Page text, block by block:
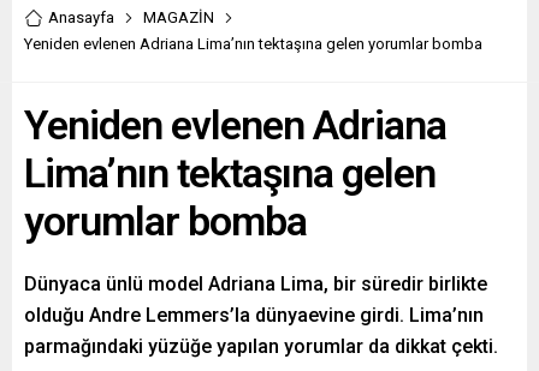
Anasayfa
MAGAZİN
Yeniden evlenen Adriana Lima’nın tektaşına gelen yorumlar bomba
Yeniden evlenen Adriana
Lima’nın tektaşına gelen
yorumlar bomba
Dünyaca ünlü model Adriana Lima, bir süredir birlikte
olduğu Andre Lemmers’la dünyaevine girdi. Lima’nın
parmağındaki yüzüğe yapılan yorumlar da dikkat çekti.